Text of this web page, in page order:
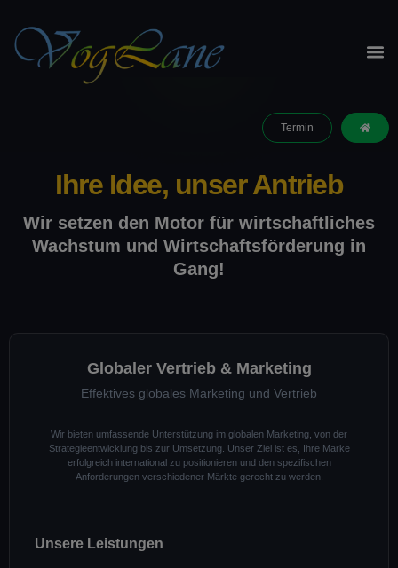
Termin
Ihre Idee, unser Antrieb
Wir setzen den Motor für wirtschaftliches
Wachstum und Wirtschaftsförderung in
Gang!
Globaler Vertrieb & Marketing
Effektives globales Marketing und Vertrieb
Wir bieten umfassende Unterstützung im globalen Marketing, von der
Strategieentwicklung bis zur Umsetzung. Unser Ziel ist es, Ihre Marke
erfolgreich international zu positionieren und den spezifischen
Anforderungen verschiedener Märkte gerecht zu werden.
Unsere Leistungen